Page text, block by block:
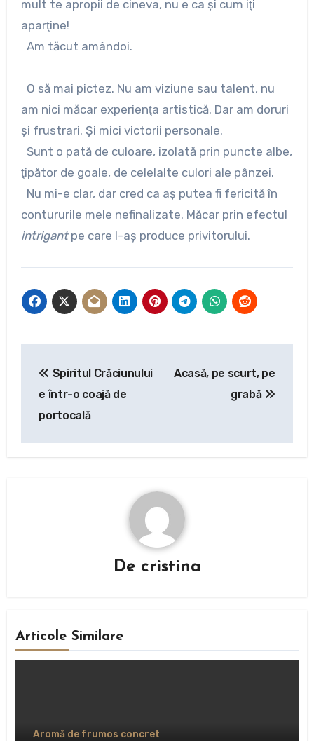
mult te apropii de cineva, nu e ca şi cum iţi
aparţine!
Am tăcut amândoi.
O să mai pictez. Nu am viziune sau talent, nu
am nici măcar experienţa artistică. Dar am doruri
şi frustrari. Şi mici victorii personale.
Sunt o pată de culoare, izolată prin puncte albe,
ţipător de goale, de celelalte culori ale pânzei.
Nu mi-e clar, dar cred ca aş putea fi fericită în
contururile mele nefinalizate. Măcar prin efectul
intrigantpe care l-aş produce privitorului.
articole
Spiritul Crăciunului
e într-o coajă de
portocală
Acasă, pe scurt, pe
grabă
De cristina
Articole Similare
Aromă de frumos concret